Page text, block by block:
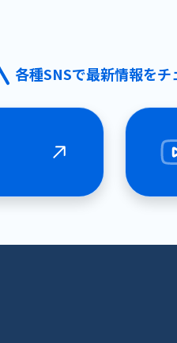
各種SNSで最新情報をチ